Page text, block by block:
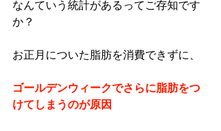
なんていう統計があるってご存知です
か？
お正月についた脂肪を消費できずに、
ゴールデンウィークでさらに脂肪をつ
けてしまうのが原因